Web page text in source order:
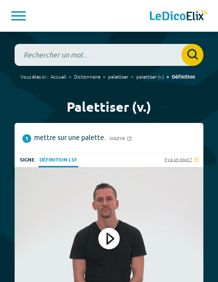
Vous êtes ici : Accueil Dictionnaire palettiser palettiser(v.) Définition
Palettiser (v.)
1 mettre sur une palette. source
SIGNE DÉFINITION LSF Il y a un souci ?
Play